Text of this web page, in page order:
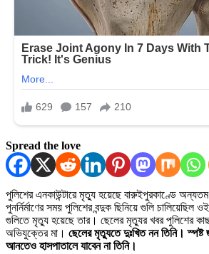
Spread the love
পুলিশের এনকাউন্টারে মৃত্যু হয়েছে বারুইপুরকাণ্ডে
পুনর্নির্মাণের সময় পুলিশের বন্দুক ছিনিয়ে গুলি চালিয়েছিল
গুলিতে মৃত্যু হয়েছে তার। ছেলের মৃত্যুর খবর পুলিশের
অভিযুক্তের মা। ছেলের মৃত্যুতে দুঃখিত নন তিনি। স্পষ্ট
আনতেও হাসপাতালে যাবেন না তিনি।